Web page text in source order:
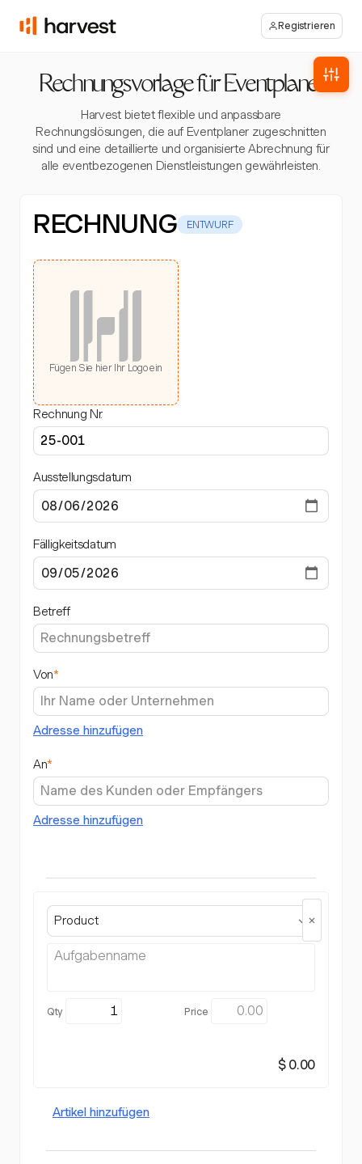
Registrieren
Rechnungsvorlage für Eventplaner
Harvest bietet flexible und anpassbare
Rechnungslösungen, die auf Eventplaner zugeschnitten
sind und eine detaillierte und organisierte Abrechnung für
alle eventbezogenen Dienstleistungen gewährleisten.
RECHNUNG ENTWURF
Fügen Sie hier Ihr Logo ein
Rechnung Nr.
Ausstellungsdatum
Fälligkeitsdatum
Betreff
Von*
Adresse hinzufügen
An*
Adresse hinzufügen
Product
$ 0.00
Artikel hinzufügen